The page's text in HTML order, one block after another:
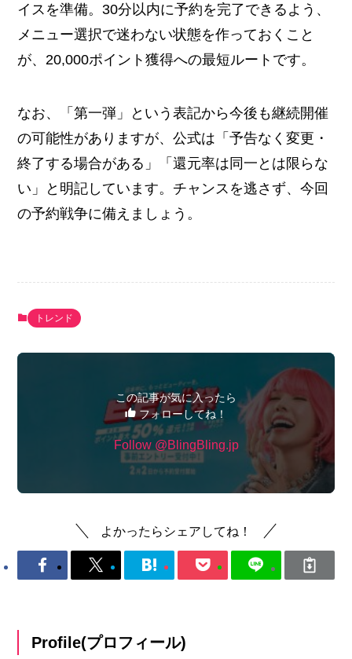
イスを準備。30分以内に予約を完了できるよう、
メニュー選択で迷わない状態を作っておくこと
が、20,000ポイント獲得への最短ルートです。
なお、「第一弾」という表記から今後も継続開催
の可能性がありますが、公式は「予告なく変更・
終了する場合がある」「還元率は同一とは限らな
い」と明記しています。チャンスを逃さず、今回
の予約戦争に備えましょう。
トレンド
この記事が気に入ったら
フォローしてね！
Follow @BlingBling.jp
よかったらシェアしてね！
Profile(プロフィール)